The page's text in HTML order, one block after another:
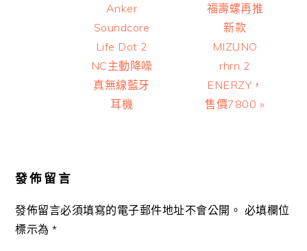
Post:
Anker
Soundcore
Life Dot 2
NC主動降噪
真無線藍牙
耳機
Post:
福壽螺再推
新款
MIZUNO
rhrn 2
ENERZY，
售價7800 »
發佈留言
發佈留言必須填寫的電子郵件地址不會公開。 必填欄位
標示為*